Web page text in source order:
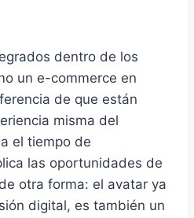
dentro de los
un e-commerce en
de que están
misma del
el tiempo de
las oportunidades de
otra forma: el avatar ya
digital, es también un